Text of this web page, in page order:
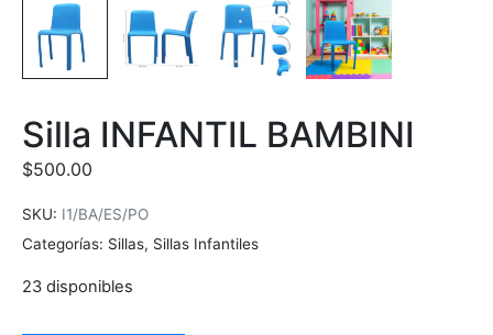
Silla INFANTIL BAMBINI
$500.00
SKU: I1/BA/ES/PO
Categorías: Sillas, Sillas Infantiles
23 disponibles